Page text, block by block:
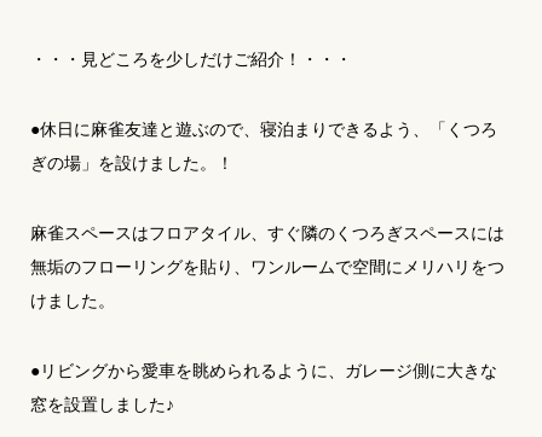
・・・見どころを少しだけご紹介！・・・
●休日に麻雀友達と遊ぶので、寝泊まりできるよう、「くつろ
ぎの場」を設けました。！
麻雀スペースはフロアタイル、すぐ隣のくつろぎスペースには
無垢のフローリングを貼り、ワンルームで空間にメリハリをつ
けました。
●リビングから愛車を眺められるように、ガレージ側に大きな
窓を設置しました♪